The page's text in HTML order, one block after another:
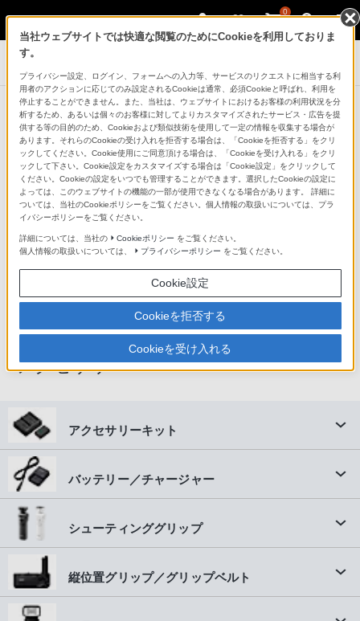
0
商品一覧：アクセサリー
スペシャルコンテンツはこちら
アクセサリー
アクセサリーキット
バッテリー／チャージャー
シューティンググリップ
縦位置グリップ／グリップベルト
当社ウェブサイトでは快適な閲覧のためにCookieを利用しておりま
す。
プライバシー設定、ログイン、フォームへの入力等、サービスのリクエストに相当する利
用者のアクションに応じてのみ設定されるCookieは通常、必須Cookieと呼ばれ、利用を
停止することができません。また、当社は、ウェブサイトにおけるお客様の利用状況を分
析するため、あるいは個々のお客様に対してよりカスタマイズされたサービス・広告を提
供する等の目的のため、Cookieおよび類似技術を使用して一定の情報を収集する場合が
あります。それらのCookieの受け入れを拒否する場合は、「Cookieを拒否する」をクリ
ックしてください。Cookie使用にご同意頂ける場合は、「Cookieを受け入れる」をクリ
ックして下さい。Cookie設定をカスタマイズする場合は「Cookie設定」をクリックして
ください。Cookieの設定をいつでも管理することができます。選択したCookieの設定に
よっては、このウェブサイトの機能の一部が使用できなくなる場合があります。 詳細に
ついては、当社のCookieポリシーをご覧ください。個人情報の取扱いについては、プラ
イバシーポリシーをご覧ください。
詳細については、当社の Cookieポリシー をご覧ください。
個人情報の取扱いについては、
プライバシーポリシー をご覧ください。
Cookie設定
Cookieを拒否する
Cookieを受け入れる